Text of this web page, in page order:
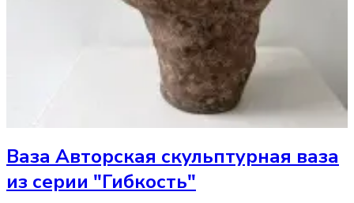
Ваза Авторская скульптурная ваза
из серии "Гибкость"